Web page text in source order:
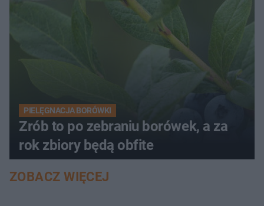
PIELĘGNACJA BORÓWKI
Zrób to po zebraniu borówek, a za
rok zbiory będą obfite
ZOBACZ WIĘCEJ